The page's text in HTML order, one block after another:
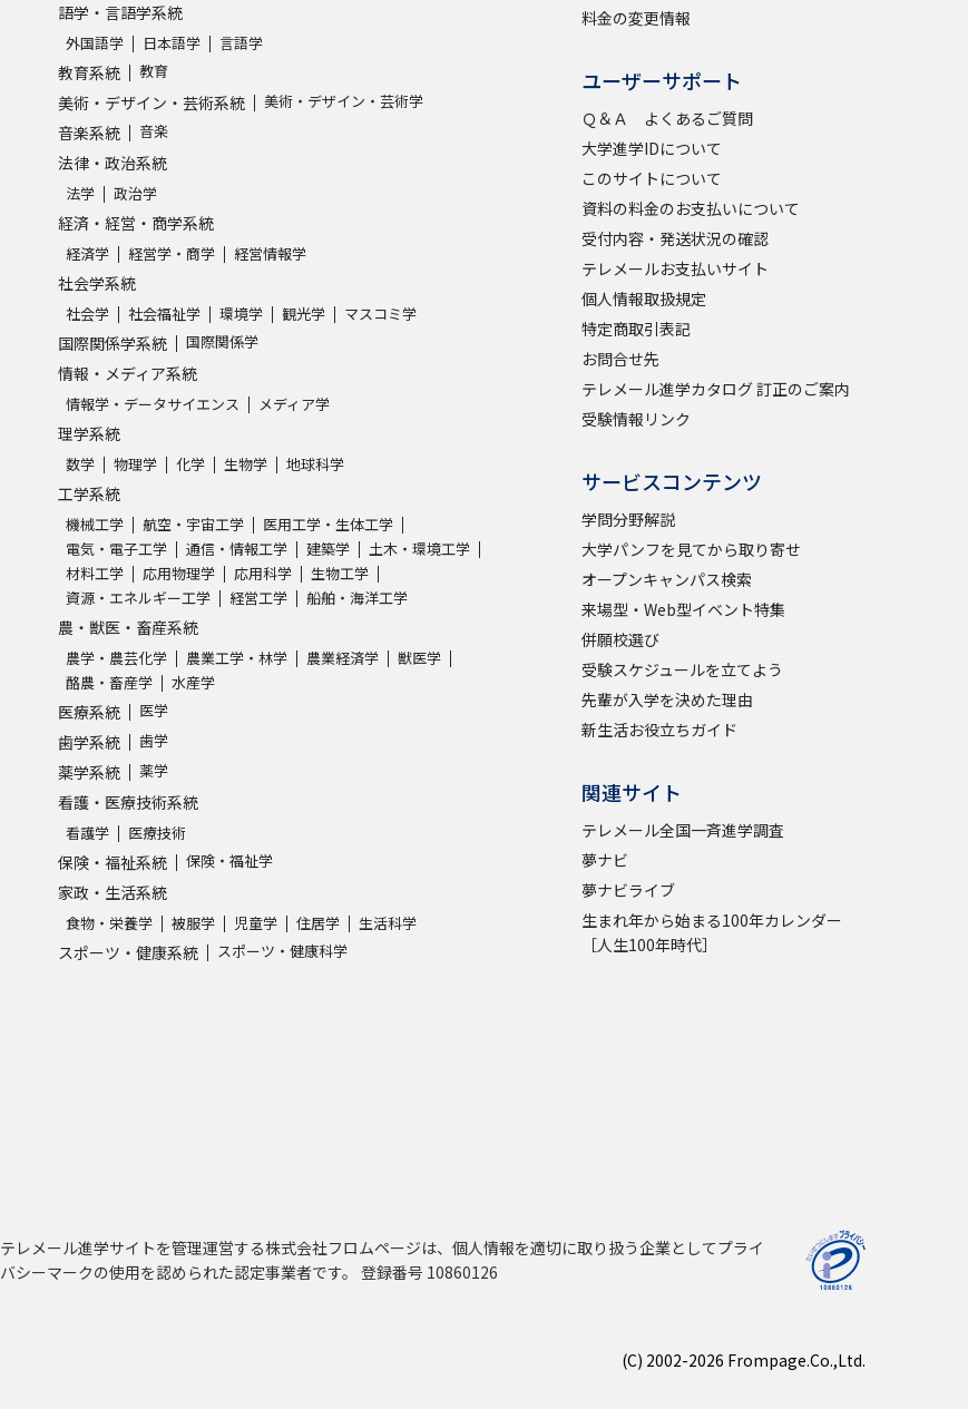
語学・言語学系統
外国語学 日本語学 言語学
教育系統 教育
美術・デザイン・芸術系統 美術・デザイン・芸術学
音楽系統 音楽
法律・政治系統
法学 政治学
経済・経営・商学系統
経済学 経営学・商学 経営情報学
社会学系統
社会学 社会福祉学 環境学 観光学 マスコミ学
国際関係学系統 国際関係学
情報・メディア系統
情報学・データサイエンス メディア学
理学系統
数学 物理学 化学 生物学 地球科学
工学系統
機械工学 航空・宇宙工学
医用工学・生体工学
電気・電子工学
通信・情報工学 建築学
土木・環境工学
材料工学
応用物理学 応用科学
生物工学
資源・エネルギー工学
経営工学 船舶・海洋工学
農・獣医・畜産系統
農学・農芸化学 農業工学・林学 農業経済学
獣医学
酪農・畜産学
水産学
医療系統 医学
歯学系統 歯学
薬学系統 薬学
看護・医療技術系統
看護学 医療技術
保険・福祉系統 保険・福祉学
家政・生活系統
食物・栄養学 被服学 児童学 住居学 生活科学
スポーツ・健康系統 スポーツ・健康科学
料金の変更情報
ユーザーサポート
Ｑ＆Ａ よくあるご質問
大学進学IDについて
このサイトについて
資料の料金のお支払いについて
受付内容・発送状況の確認
テレメールお支払いサイト
個人情報取扱規定
特定商取引表記
お問合せ先
テレメール進学カタログ 訂正のご案内
受験情報リンク
サービスコンテンツ
学問分野解説
大学パンフを見てから取り寄せ
オープンキャンパス検索
来場型・Web型イベント特集
併願校選び
受験スケジュールを立てよう
先輩が入学を決めた理由
新生活お役立ちガイド
関連サイト
テレメール全国一斉進学調査
夢ナビ
夢ナビライブ
生まれ年から始まる100年カレンダー
［人生100年時代］
テレメール進学サイトを管理運営する株式会社フロムページは、個人情報を適切に取り扱う企業としてプライ
バシーマークの使用を認められた認定事業者です。 登録番号 10860126
(C) 2002-2026 Frompage.Co.,Ltd.